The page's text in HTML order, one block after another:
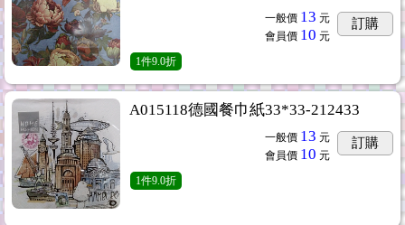
一般價 13 元
會員價 10 元
訂購
1件9.0折
A015118德國餐巾紙33*33-212433
一般價 13 元
會員價 10 元
訂購
1件9.0折